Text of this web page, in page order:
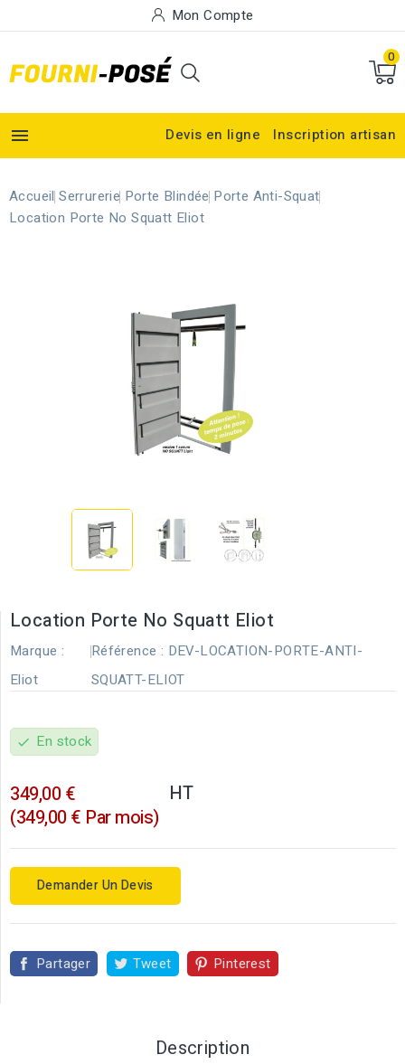
Mon Compte
0
 Devis en ligne Inscription artisan
Accueil Serrurerie Porte Blindée Porte Anti-Squat
Location Porte No Squatt Eliot
Location Porte No Squatt Eliot
Marque :
Eliot
Référence : DEV-LOCATION-PORTE-ANTI-
SQUATT-ELIOT
check En stock
349,00 €
(349,00 € Par mois)
HT
Demander Un Devis
Partager Tweet Pinterest
Description